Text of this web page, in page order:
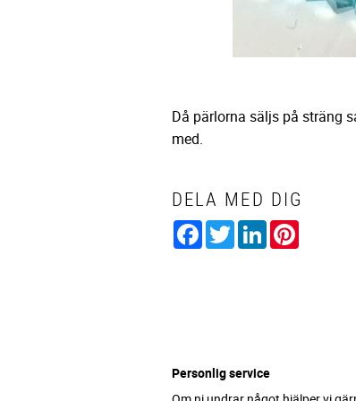
Då pärlorna säljs på sträng
med.
DELA MED DIG
Facebook
TwitterLinkedIn
Personlig service